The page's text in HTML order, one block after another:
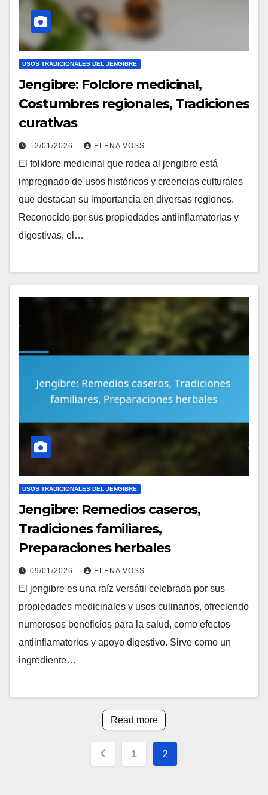
USOS TRADICIONALES DEL JENGIBRE
Jengibre: Folclore medicinal,
Costumbres regionales, Tradiciones
curativas
12/01/2026 ELENA VOSS
El folklore medicinal que rodea al jengibre está
impregnado de usos históricos y creencias culturales
que destacan su importancia en diversas regiones.
Reconocido por sus propiedades antiinflamatorias y
digestivas, el…
USOS TRADICIONALES DEL JENGIBRE
Jengibre: Remedios caseros,
Tradiciones familiares,
Preparaciones herbales
09/01/2026 ELENA VOSS
El jengibre es una raíz versátil celebrada por sus
propiedades medicinales y usos culinarios, ofreciendo
numerosos beneficios para la salud, como efectos
antiinflamatorios y apoyo digestivo. Sirve como un
ingrediente…
Read more
Posts
1 2